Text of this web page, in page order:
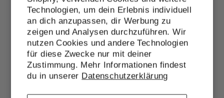
Technologien, um dein Erlebnis individuell
an dich anzupassen, dir Werbung zu
zeigen und Analysen durchzuführen. Wir
nutzen Cookies und andere Technologien
für diese Zwecke nur mit deiner
Zustimmung. Mehr Informationen findest
du in unserer Datenschutzerklärung
10% Rabatt
Melde dich zum Newsletter an und erhalte
10% Rabatt auf den nächsten Einkauf!
EMAIL